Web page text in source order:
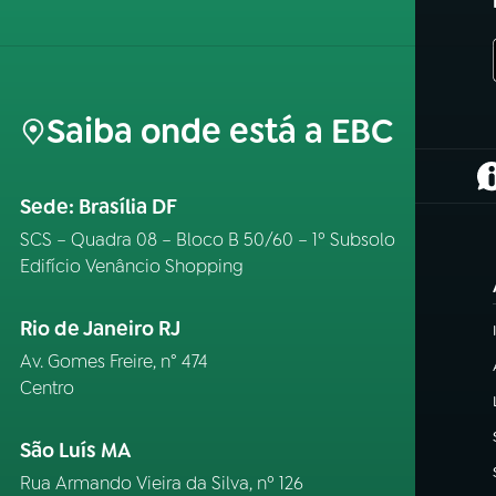
Saiba onde está a EBC
Sede: Brasília DF
SCS – Quadra 08 – Bloco B 50/60 – 1º Subsolo
Edifício Venâncio Shopping
Rio de Janeiro RJ
Av. Gomes Freire, n° 474
Centro
São Luís MA
Rua Armando Vieira da Silva, nº 126